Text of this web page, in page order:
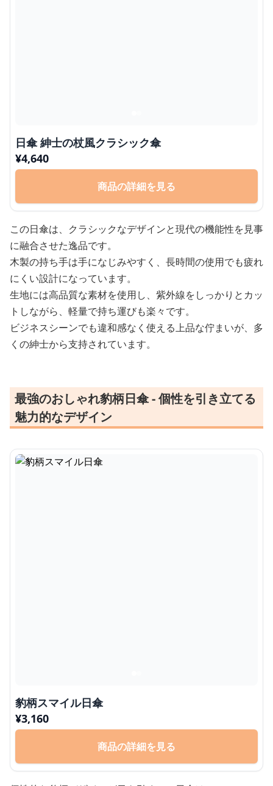
日傘 紳士の杖風クラシック傘
¥4,640
商品の詳細を見る
この日傘は、クラシックなデザインと現代の機能性を見事
に融合させた逸品です。
木製の持ち手は手になじみやすく、長時間の使用でも疲れ
にくい設計になっています。
生地には高品質な素材を使用し、紫外線をしっかりとカッ
トしながら、軽量で持ち運びも楽々です。
ビジネスシーンでも違和感なく使える上品な佇まいが、多
くの紳士から支持されています。
最強のおしゃれ豹柄日傘 - 個性を引き立てる
魅力的なデザイン
豹柄スマイル日傘
¥3,160
商品の詳細を見る